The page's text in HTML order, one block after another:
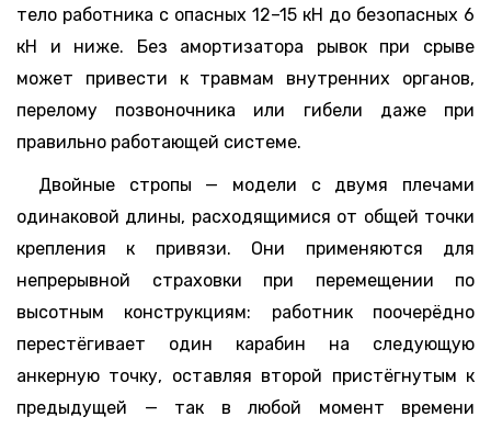
тело работника с опасных 12–15 кН до безопасных 6
кН и ниже. Без амортизатора рывок при срыве
может привести к травмам внутренних органов,
перелому позвоночника или гибели даже при
правильно работающей системе.
Двойные стропы — модели с двумя плечами
одинаковой длины, расходящимися от общей точки
крепления к привязи. Они применяются для
непрерывной страховки при перемещении по
высотным конструкциям: работник поочерёдно
перестёгивает один карабин на следующую
анкерную точку, оставляя второй пристёгнутым к
предыдущей — так в любой момент времени